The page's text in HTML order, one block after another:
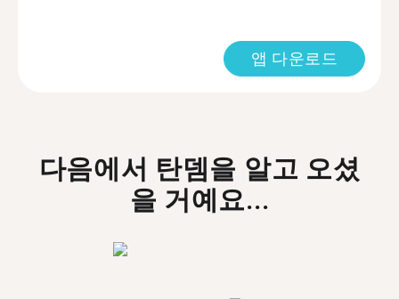
앱 다운로드
다음에서 탄뎀을 알고 오셨
을 거예요...